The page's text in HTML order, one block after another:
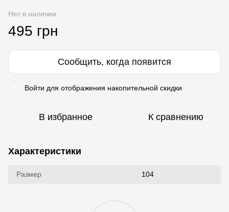
Нет в наличии
495 грн
Сообщить, когда появится
Войти для отображения накопительной скидки
В избранное К сравнению
Характеристики
Размер 104